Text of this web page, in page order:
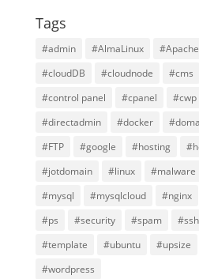
Tags
#admin #AlmaLinux #Apache
#cloudDB
#cloudnode #cms
#control panel
#cpanel #cwp
#directadmin
#docker
#FTP
#google #hosting
#jotdomain
#linux #malware
#mysql
#mysqlcloud #nginx
#ps
#security #spam #ssh
#template
#ubuntu #upsize
#wordpress